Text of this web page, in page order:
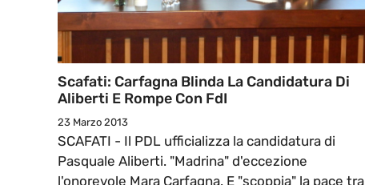
Scafati: Carfagna Blinda La Candidatura Di
Aliberti E Rompe Con FdI
23 Marzo 2013
SCAFATI - Il PDL ufficializza la candidatura di
Pasquale Aliberti. "Madrina" d'eccezione
l'onorevole Mara Carfagna. E "scoppia" la pace tra